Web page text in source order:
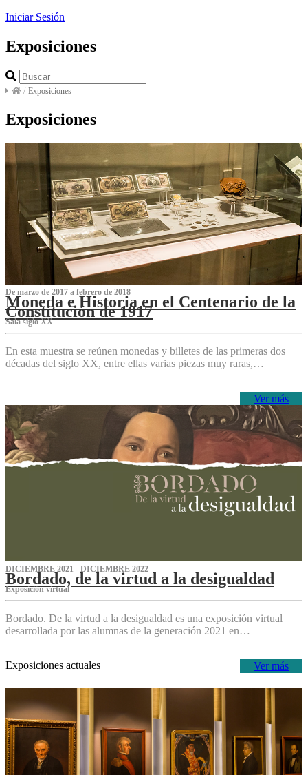
Iniciar Sesión
Exposiciones
/ Exposiciones
Exposiciones
De marzo de 2017 a febrero de 2018
Moneda e Historia en el Centenario de la
Constitución de 1917
Sala siglo XX
En esta muestra se reúnen monedas y billetes de las primeras dos
décadas del siglo XX, entre ellas varias piezas muy raras,…
Ver más
DICIEMBRE 2021 - DICIEMBRE 2022
Bordado, de la virtud a la desigualdad
Exposición virtual‌
Bordado. De la virtud a la desigualdad es una exposición virtual
desarrollada por las alumnas de la generación 2021 en…
Ver más
Exposiciones actuales